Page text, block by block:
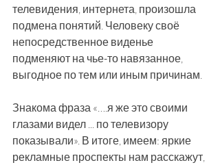
телевидения, интернета, произошла
подмена понятий. Человеку своё
непосредственное виденье
подменяют на чье-то навязанное,
выгодное по тем или иным причинам.
Знакома фраза «….я же это своими
глазами видел ... по телевизору
показывали». В итоге, имеем: яркие
рекламные проспекты нам расскажут,